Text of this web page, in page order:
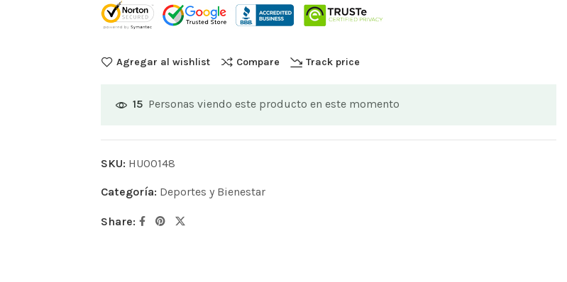
Agregar al wishlist Compare Track price
15 Personas viendo este producto en este momento
SKU: HU00148
Categoría: Deportes y Bienestar
Share: